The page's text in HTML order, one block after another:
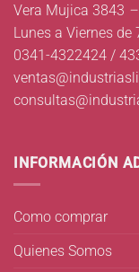
Vera Mujica 3843
Lunes a Viernes de
0341-4322424 /
INFORMACIÓN
Como comprar
Quienes Somos